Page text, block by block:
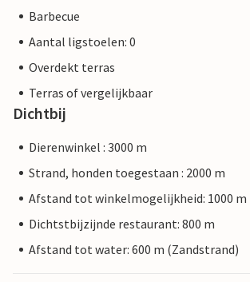
Barbecue
Aantal ligstoelen: 0
Overdekt terras
Terras of vergelijkbaar
Dichtbij
Dierenwinkel : 3000 m
Strand, honden toegestaan : 2000 m
Afstand tot winkelmogelijkheid: 1000 m
Dichtstbijzijnde restaurant: 800 m
Afstand tot water: 600 m (Zandstrand)